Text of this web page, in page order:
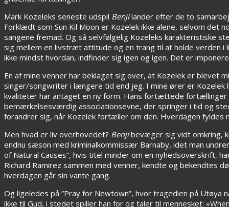
Mark Kozeleks seneste udspil Benjilander efter de to
Forklædt som Sun Kil Moon er Kozelek ikke alene, selvom
sangene fremad. Og så selvfølgelig Kozeleks karakteristiske
sig mellem en livstræt attitude og en trang til at holde verden i
ikke mindst hvordan, indfinder sig igen og igen. Det er
En af mine venner har beklaget sig over, at Kozelek er blevet
singer/songwriter i længere tid end jeg. I mine ører er
kvaliteter har antaget en ny form. Hans fortættede
bemærkelsesværdig associationsevne, der springer i tid og
forandrer sig, når Kozelek fortæller om den. Hverdagen fyldes
Men hvad er liv overhovedet? Benjibevæger sig vidt omkring,
endnu sæson med kriminalkommissær Barnaby, idet man
of Natural Causes”, hvis titel minder om en nyhedsoverskrift,
Richard Ramirez sammen med venner, kendte og bekendtes
hverdagen går sin vante gang.
Og ligeledes på ”Pray for Newtown”, hvor tragedien på
ikke til Gud, i stedet spiller han for og taler til mennesket: